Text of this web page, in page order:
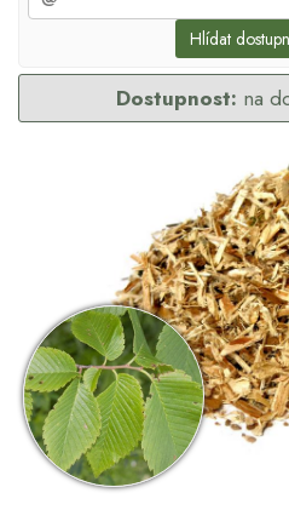
Hlídat
Dostupnost: na